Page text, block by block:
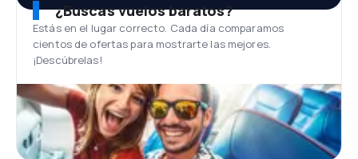
¿Buscas vuelos baratos?
Estás en el lugar correcto. Cada día comparamos
cientos de ofertas para mostrarte las mejores.
¡Descúbrelas!